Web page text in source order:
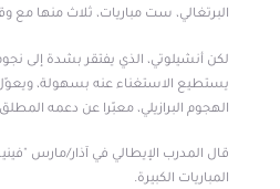
البرتغالي، ست مباريات، ثلاث منها مع
لكن أنشيلوتي، الذي يفتقر بشدة إلى
يستطيع الاستغناء عنه بسهولة،
الهجوم البرازيلي، معبّرا عن دعمه
قال المدرب الإيطالي في آذار/مارس
المباريات الكبيرة.